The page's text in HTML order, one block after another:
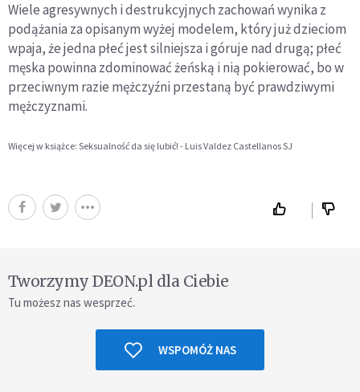
Wiele agresywnych i destrukcyjnych zachowań wynika z
podążania za opisanym wyżej modelem, który już dzieciom
wpaja, że jedna płeć jest silniejsza i góruje nad drugą; płeć
męska powinna zdominować żeńską i nią pokierować, bo w
przeciwnym razie mężczyźni przestaną być prawdziwymi
mężczyznami.
Więcej w książce: Seksualność da się lubić! - Luis Valdez Castellanos SJ
Tworzymy DEON.pl dla Ciebie
Tu możesz nas wesprzeć.
WSPOMÓŻ NAS